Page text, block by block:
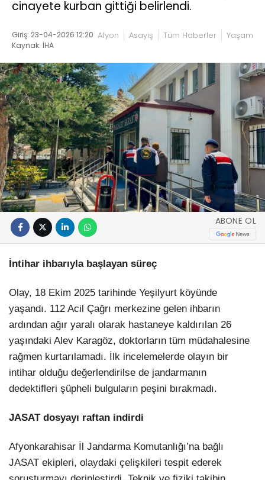
cinayete kurban gittiği belirlendi.
Giriş: 23-04-2026 12:20
Kaynak: İHA
Afyon Asayiş Tüm Haberler Yaşam
ABONE OL
İntihar ihbarıyla başlayan süreç
Olay, 18 Ekim 2025 tarihinde Yeşilyurt köyünde
yaşandı. 112 Acil Çağrı merkezine gelen ihbarın
ardından ağır yaralı olarak hastaneye kaldırılan 26
yaşındaki Alev Karagöz, doktorların tüm müdahalesine
rağmen kurtarılamadı. İlk incelemelerde olayın bir
intihar olduğu değerlendirilse de jandarmanın
dedektifleri şüpheli bulguların peşini bırakmadı.
JASAT dosyayı raftan indirdi
Afyonkarahisar İl Jandarma Komutanlığı’na bağlı
JASAT ekipleri, olaydaki çelişkileri tespit ederek